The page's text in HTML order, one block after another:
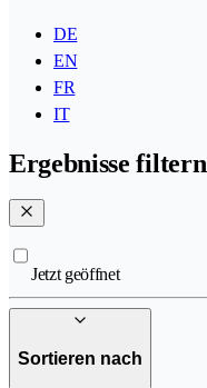
DE
EN
FR
IT
Ergebnisse filtern
Jetzt geöffnet
Sortieren nach